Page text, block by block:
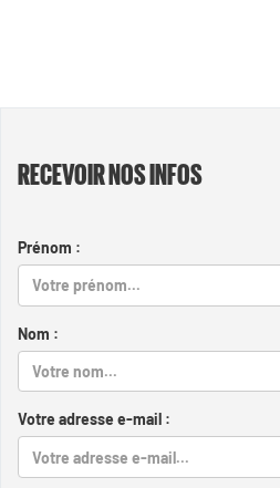
RECEVOIR NOS INFOS
Prénom :
Nom :
Votre adresse e-mail :